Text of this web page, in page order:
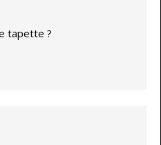
tapette ?